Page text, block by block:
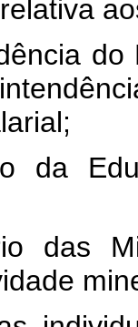
da
das